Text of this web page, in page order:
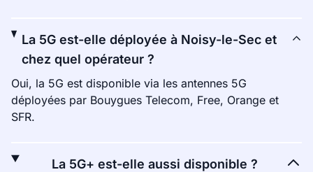
La 5G est-elle déployée à Noisy-le-Sec et
chez quel opérateur ?
Oui, la 5G est disponible via les antennes 5G
déployées par Bouygues Telecom, Free, Orange et
SFR.
La 5G+ est-elle aussi disponible ?